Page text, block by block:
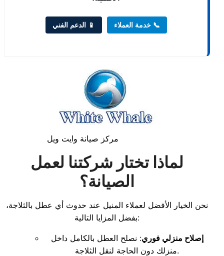
📞 خدمة العملاء 📱 الدعم الفني
مركز صيانة وايت ويل
لماذا تختار شركتنا لعمل
الصيانة؟
نحن الخيار الأفضل لعملاء المنيل عند حدوث أي عطل بالثلاجة،
بفضل المزايا التالية:
إصلاح منزلي فوري: نصلح العطل بالكامل داخل
منزلك دون الحاجة لنقل الثلاجة.